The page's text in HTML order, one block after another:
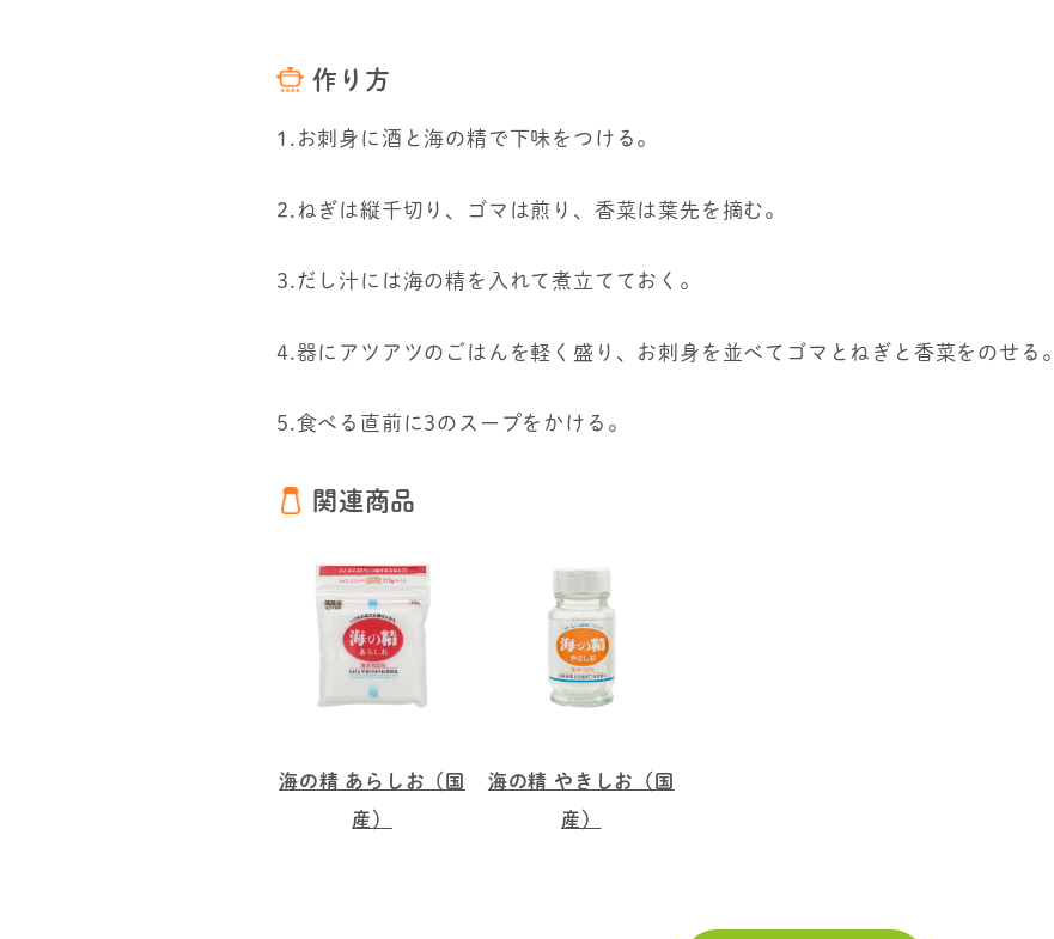
作り方
1.お刺身に酒と海の精で下味をつける。
2.ねぎは縦千切り、ゴマは煎り、香菜は葉先を摘む。
3.だし汁には海の精を入れて煮立てておく。
4.器にアツアツのごはんを軽く盛り、お刺身を並べてゴマとねぎと香菜をのせる。
5.食べる直前に3のスープをかける。
関連商品
海の精 あらしお（国
産）
海の精 やきしお（国
産）